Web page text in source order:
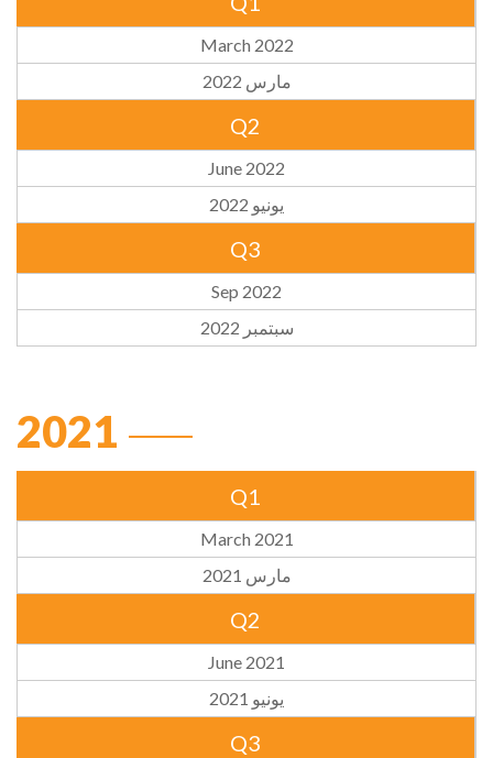
March 2022
مارس 2022
Q2
June 2022
يونيو 2022
Q3
Sep 2022
سبتمبر 2022
2021
Q1
March 2021
مارس 2021
Q2
June 2021
يونيو 2021
Q3